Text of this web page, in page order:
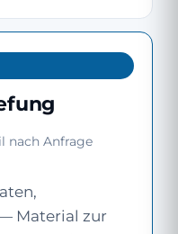
nach Anfrage
Material zur